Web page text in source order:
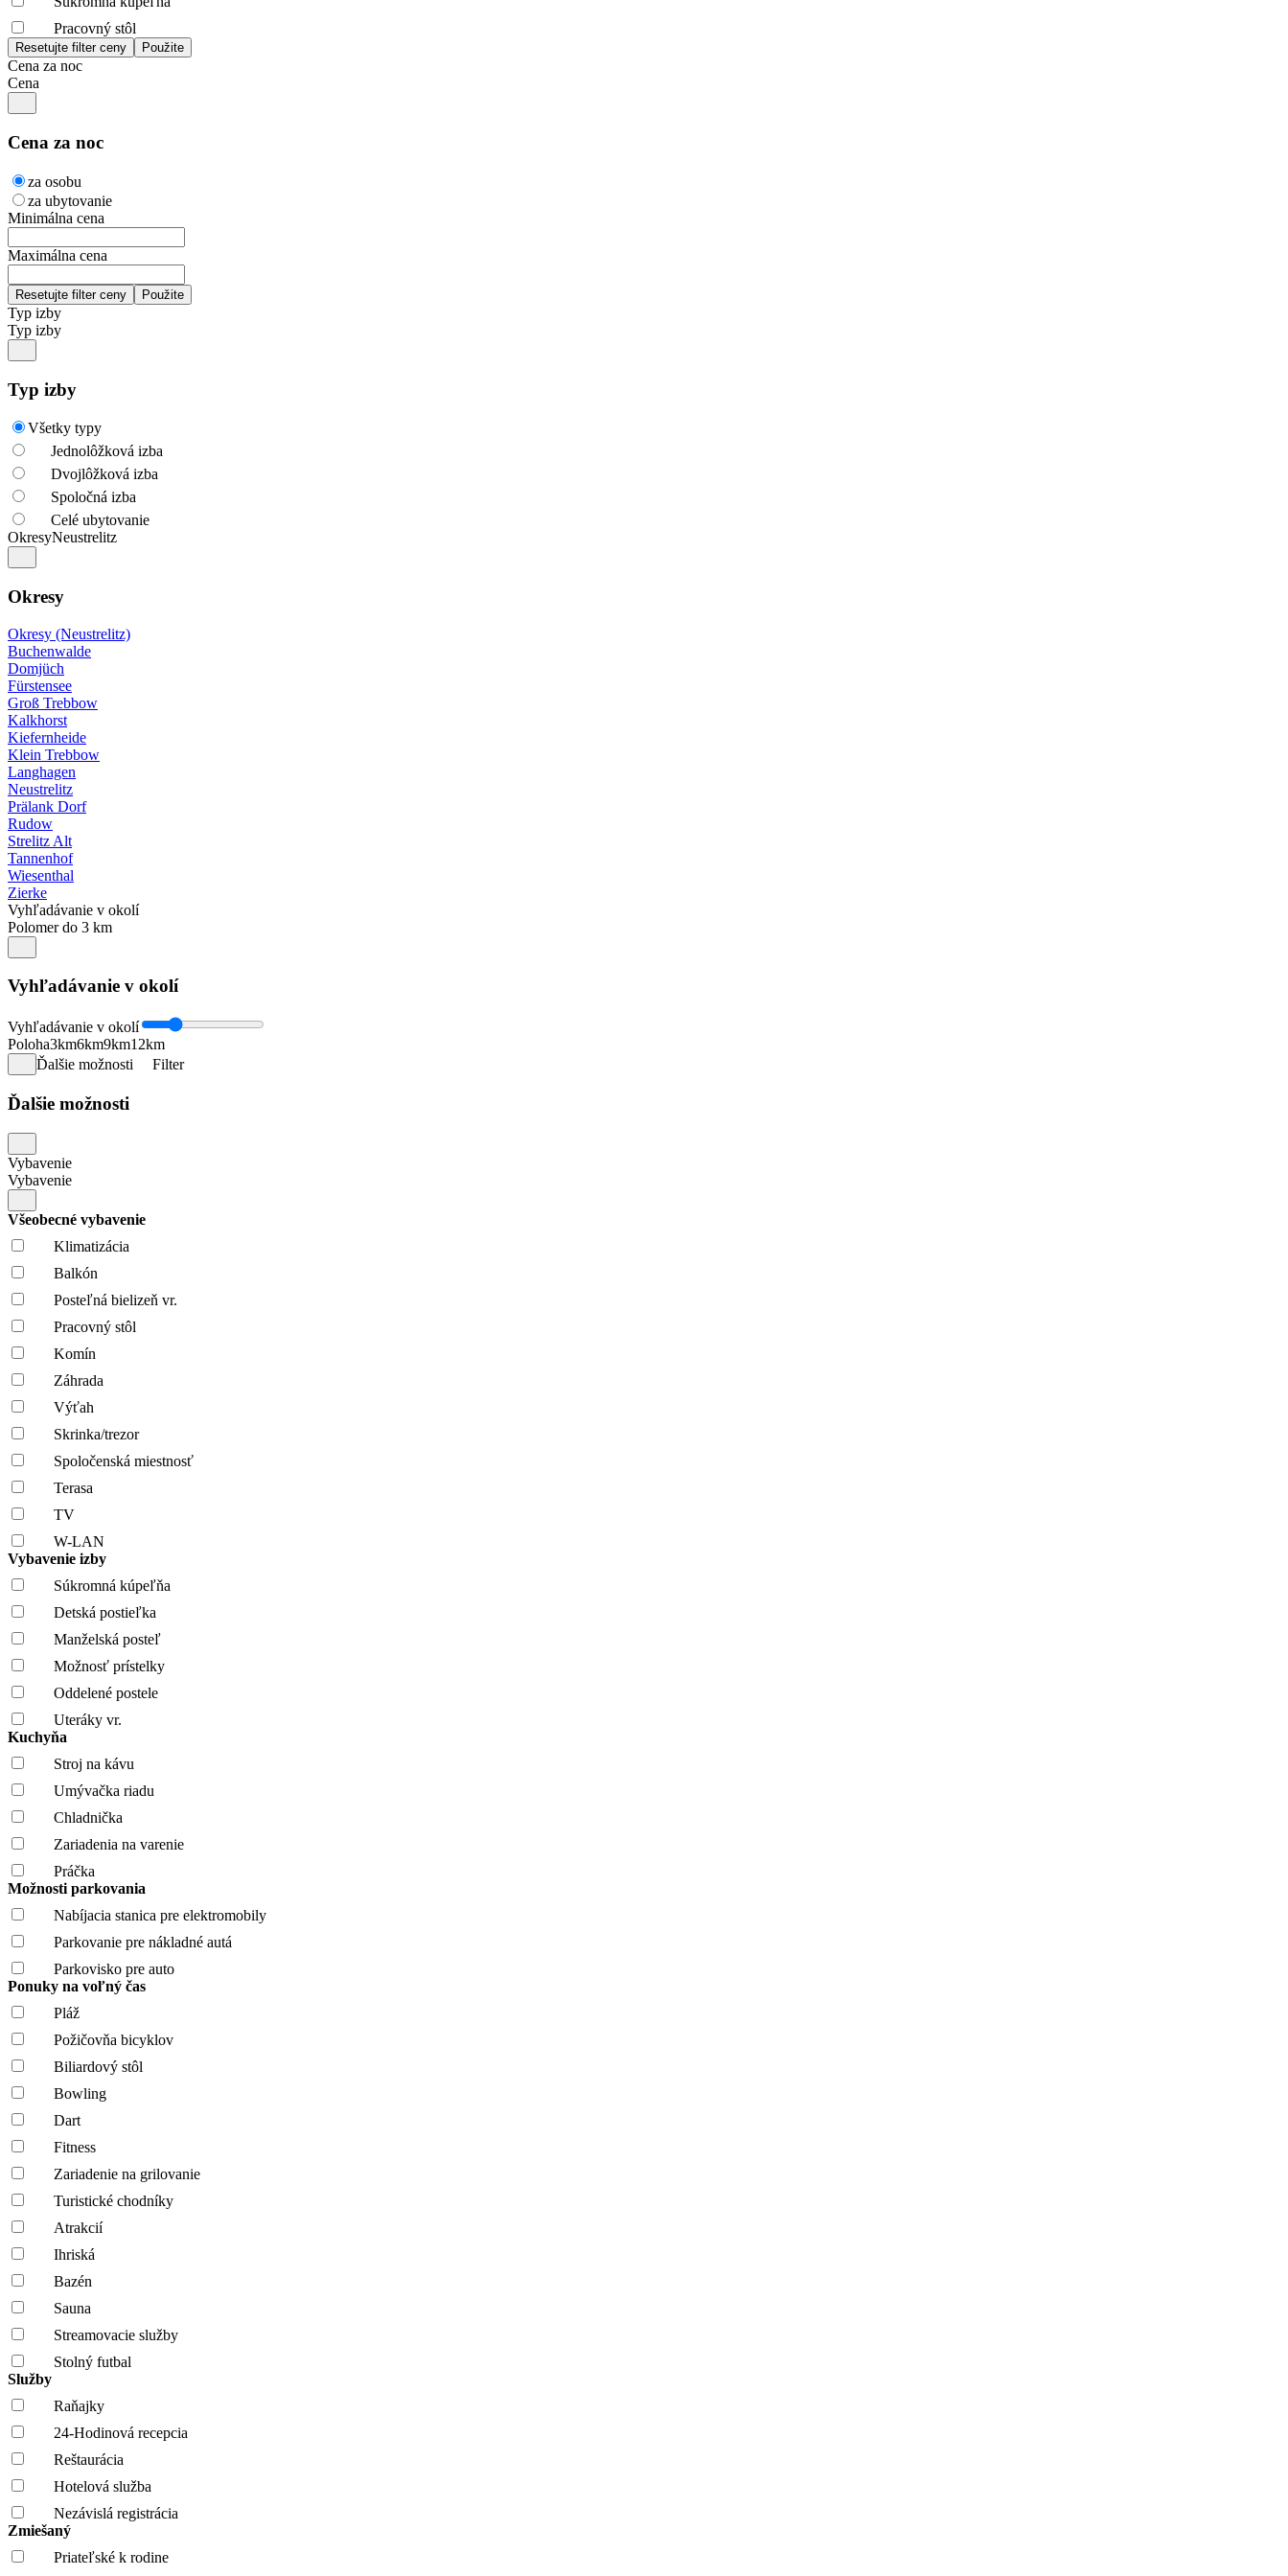
Pracovný stôl
Cena za noc
Cena
Cena za noc
za osobu
za ubytovanie
Minimálna cena
Maximálna cena
Typ izby
Typ izby
Typ izby
Všetky typy
Jednolôžková izba
Dvojlôžková izba
Spoločná izba
Celé ubytovanie
OkresyNeustrelitz
Okresy
Okresy (Neustrelitz)
Buchenwalde
Domjüch
Fürstensee
Groß Trebbow
Kalkhorst
Kiefernheide
Klein Trebbow
Langhagen
Neustrelitz
Prälank Dorf
Rudow
Strelitz Alt
Tannenhof
Wiesenthal
Zierke
Vyhľadávanie v okolí
Polomer do 3 km
Vyhľadávanie v okolí
Vyhľadávanie v okolí
Poloha3km6km9km12km
Ďalšie možnosti
Filter
Ďalšie možnosti
Vybavenie
Vybavenie
Všeobecné vybavenie
Klimatizácia
Balkón
Posteľná bielizeň vr.
Pracovný stôl
Komín
Záhrada
Výťah
Skrinka/trezor
Spoločenská miestnosť
Terasa
TV
W-LAN
Vybavenie izby
Súkromná kúpeľňa
Detská postieľka
Manželská posteľ
Možnosť prístelky
Oddelené postele
Uteráky vr.
Kuchyňa
Stroj na kávu
Umývačka riadu
Chladnička
Zariadenia na varenie
Práčka
Možnosti parkovania
Nabíjacia stanica pre elektromobily
Parkovanie pre nákladné autá
Parkovisko pre auto
Ponuky na voľný čas
Pláž
Požičovňa bicyklov
Biliardový stôl
Bowling
Dart
Fitness
Zariadenie na grilovanie
Turistické chodníky
Atrakcií
Ihriská
Bazén
Sauna
Streamovacie služby
Stolný futbal
Služby
Raňajky
24-Hodinová recepcia
Reštaurácia
Hotelová služba
Nezávislá registrácia
Zmiešaný
Priateľské k rodine